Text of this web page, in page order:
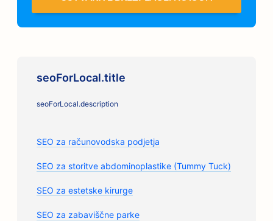
seoForLocal.title
seoForLocal.description
SEO za računovodska podjetja
SEO za storitve abdominoplastike (Tummy Tuck)
SEO za estetske kirurge
SEO za zabaviščne parke